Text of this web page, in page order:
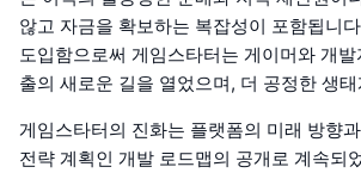
않고 자금을 확보하는 복잡성이 포함됩니
도입함으로써 게임스타터는 게이머와 개
출의 새로운 길을 열었으며, 더 공정한 생
게임스타터의 진화는 플랫폼의 미래 방향
전략 계획인 개발 로드맵의 공개로 계속되